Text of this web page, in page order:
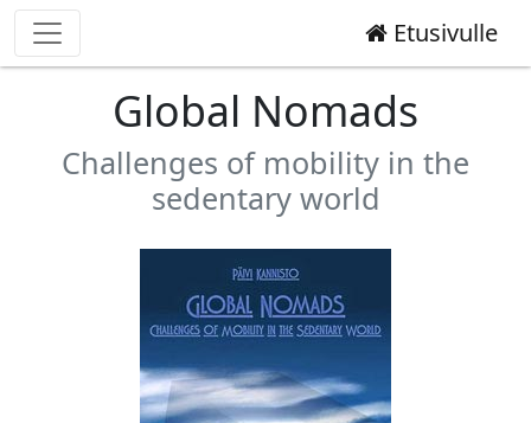
Etusivulle
Global Nomads
Challenges of mobility in the
sedentary world